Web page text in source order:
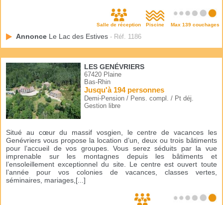
Salle de réception Piscine Max 139 couchages
Annonce Le Lac des Estives - Réf. 1186
LES GENÉVRIERS
67420 Plaine
Bas-Rhin
Jusqu'à 194 personnes
Demi-Pension / Pens. compl. / Pt déj.
Gestion libre
Situé au cœur du massif vosgien, le centre de vacances les
Genévriers vous propose la location d’un, deux ou trois bâtiments
pour l’accueil de vos groupes. Vous serez séduits par la vue
imprenable sur les montagnes depuis les bâtiments et
l’ensoleillement exceptionnel du site. Le centre est ouvert toute
l’année pour vos colonies de vacances, classes vertes,
séminaires, mariages,[...]